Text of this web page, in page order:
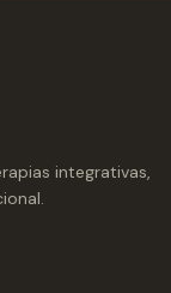
integrativas,